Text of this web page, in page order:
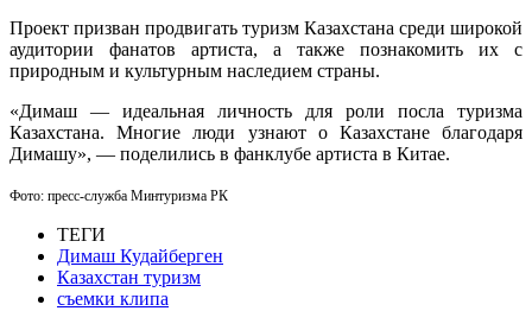
Проект призван продвигать туризм Казахстана среди широкой
аудитории фанатов артиста, а также познакомить их с
природным и культурным наследием страны.
«Димаш — идеальная личность для роли посла туризма
Казахстана. Многие люди узнают о Казахстане благодаря
Димашу», — поделились в фанклубе артиста в Китае.
Фото: пресс-служба Минтуризма РК
ТЕГИ
Димаш Кудайберген
Казахстан туризм
съемки клипа